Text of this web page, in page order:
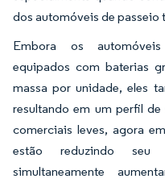
dos automóveis de passeio
Embora os
equipados com baterias
massa por unidade, eles
resultando em um perfil
comerciais leves, agora
estão reduzindo
simultaneamente